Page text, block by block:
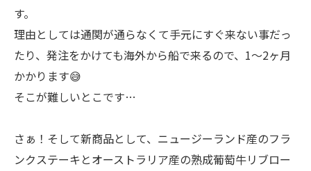
す。
理由としては通関が通らなくて手元にすぐ来ない事だっ
たり、発注をかけても海外から船で来るので、1〜2ヶ月
かかります😅
そこが難しいとこです…
さぁ！そして新商品として、ニュージーランド産のフラ
ンクステーキとオーストラリア産の熟成葡萄牛リブロー